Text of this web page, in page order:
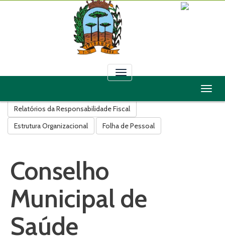
Toggle
Decretos
Relatórios da Responsabilidade Fiscal
Estrutura Organizacional
Folha de Pessoal
Conselho
Municipal de
Saúde